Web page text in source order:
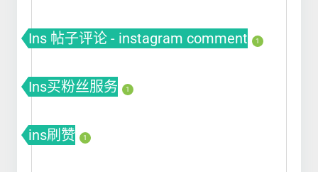
Ins 帖子评论 - instagram comment 1
Ins买粉丝服务 1
ins刷赞 1